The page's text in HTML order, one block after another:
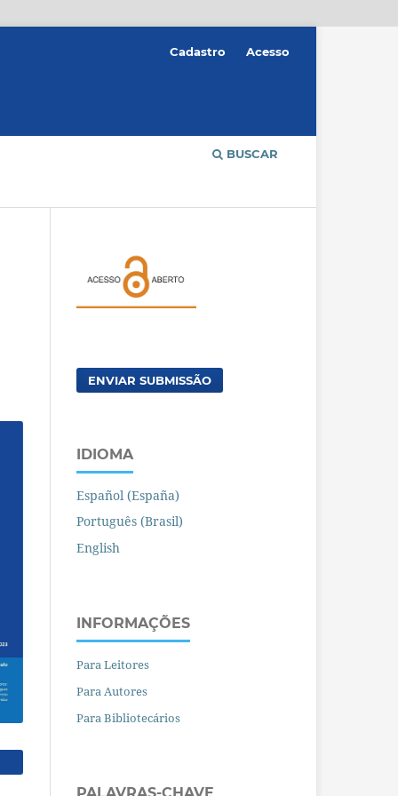
BUSCAR
Cadastro Acesso
ENVIAR SUBMISSÃO
IDIOMA
Español (España)
Português (Brasil)
English
INFORMAÇÕES
Para Leitores
Para Autores
Para Bibliotecários